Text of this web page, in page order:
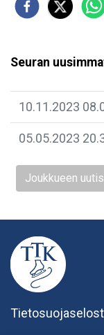
Seuran
10.11.2023
05.05.2023
Joukkueen